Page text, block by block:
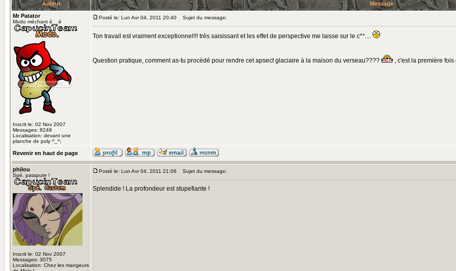
Auteur
Message
Mr Patator
Modo méchant è__é
Inscrit le: 02 Nov 2007
Messages: 8249
Localisation: devant une
planche de poly ^_^;
Posté le: Lun Avr 04, 2011 20:40 Sujet du message:
Ton travail est vraiment exceptionnel!!! très saisissant et les effet de perspective me laisse sur le c**....
Question pratique, comment as-tu procédé pour rendre cet apsect glaciaire à la maison du verseau???? , c'est la première
Revenir en haut de page
philou
Spé. patapute !
Inscrit le: 02 Nov 2007
Messages: 3075
Localisation: Chez les mangeurs
Posté le: Lun Avr 04, 2011 21:06 Sujet du message:
Splendide ! La profondeur est stupefiante !